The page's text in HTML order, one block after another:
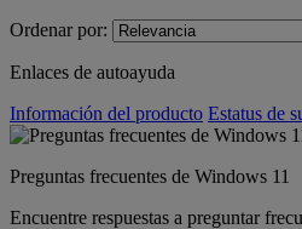
Ordenar por:
Enlaces de autoayuda
Información del producto Estatus de
Preguntas frecuentes de Windows 11
Encuentre respuestas a preguntar